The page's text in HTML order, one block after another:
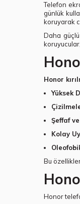
Telefon
günlük
koruyarak
Daha
Honor
Yüksek
Şeffaf
Kolay
Bu
Honor